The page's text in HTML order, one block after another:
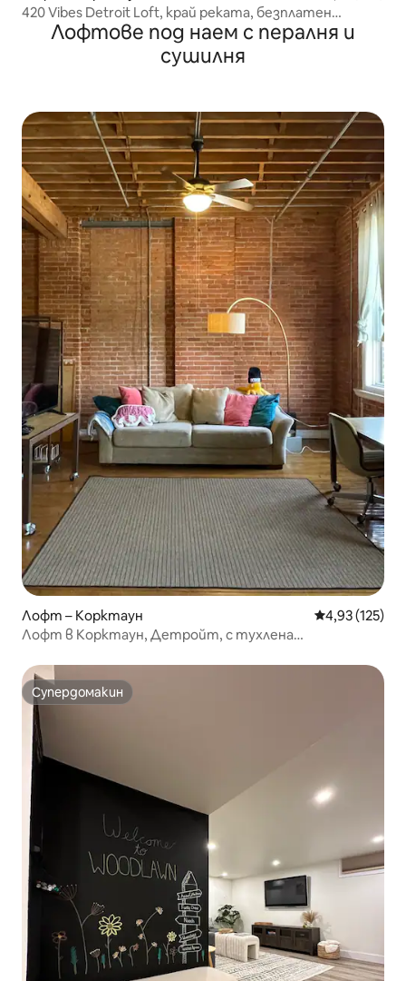
420 Vibes Detroit Loft, край реката, безплатен
паркинг
Лофтове под наем с пералня и
сушилня
Лофт – Корктаун Средна
4,93 (125)
Лофт в Корктаун, Детройт, с тухлена
красотата!
Супердомакин
Супердомакин